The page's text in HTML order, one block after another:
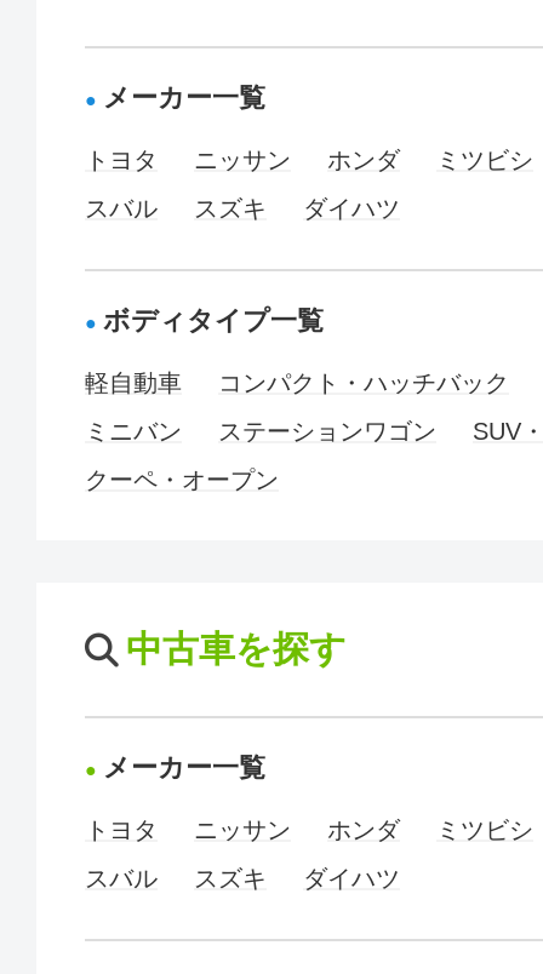
メーカー一覧
トヨタ ニッサン ホンダ
ミツビシ
スバル
スズキ ダイハツ
ボディタイプ一覧
軽自動車
コンパクト・ハッチバック
ミニバン
ステーションワゴン
SUV
クーペ・オープン
中古車を探す
メーカー一覧
トヨタ ニッサン ホンダ
ミツビシ
スバル
スズキ ダイハツ